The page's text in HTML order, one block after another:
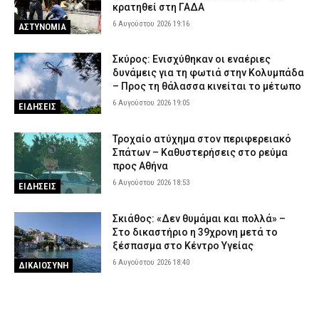
ΑΣΤΥΝΟΜΙΑ
κρατηθεί στη ΓΑΔΑ
6 Αυγούστου 2026 19:16
ΕΙΔΗΣΕΙΣ
Σκύρος: Ενισχύθηκαν οι εναέριες
δυνάμεις για τη φωτιά στην Κολυμπάδα
– Προς τη θάλασσα κινείται το μέτωπο
6 Αυγούστου 2026 19:05
ΕΙΔΗΣΕΙΣ
Τροχαίο ατύχημα στον περιφερειακό
Σπάτων – Καθυστερήσεις στο ρεύμα
προς Αθήνα
6 Αυγούστου 2026 18:53
ΔΙΚΑΙΟΣΥΝΗ
Σκιάθος: «Δεν θυμάμαι και πολλά» –
Στο δικαστήριο η 39χρονη μετά το
ξέσπασμα στο Κέντρο Υγείας
6 Αυγούστου 2026 18:40